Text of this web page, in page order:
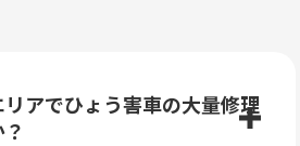
アでひょう害車の大量修理